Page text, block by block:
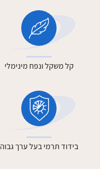
קל משקל ונפח מינימלי
בידוד תרמי בעל ערך גבוה